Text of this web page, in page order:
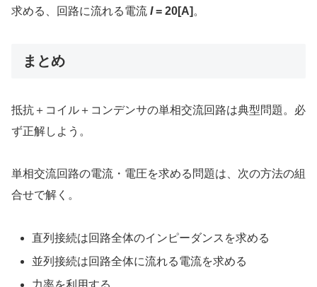
求める、回路に流れる電流 I= 20[A] 。
まとめ
抵抗＋コイル＋コンデンサの単相交流回路は典型問題。必
ず正解しよう。
単相交流回路の電流・電圧を求める問題は、次の方法の組
合せで解く。
直列接続は回路全体のインピーダンスを求める
並列接続は回路全体に流れる電流を求める
力率を利用する